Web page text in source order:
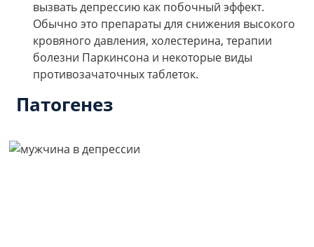
вызвать депрессию как побочный эффект.
Обычно это препараты для снижения высокого
кровяного давления, холестерина, терапии
болезни Паркинсона и некоторые виды
противозачаточных таблеток.
Патогенез